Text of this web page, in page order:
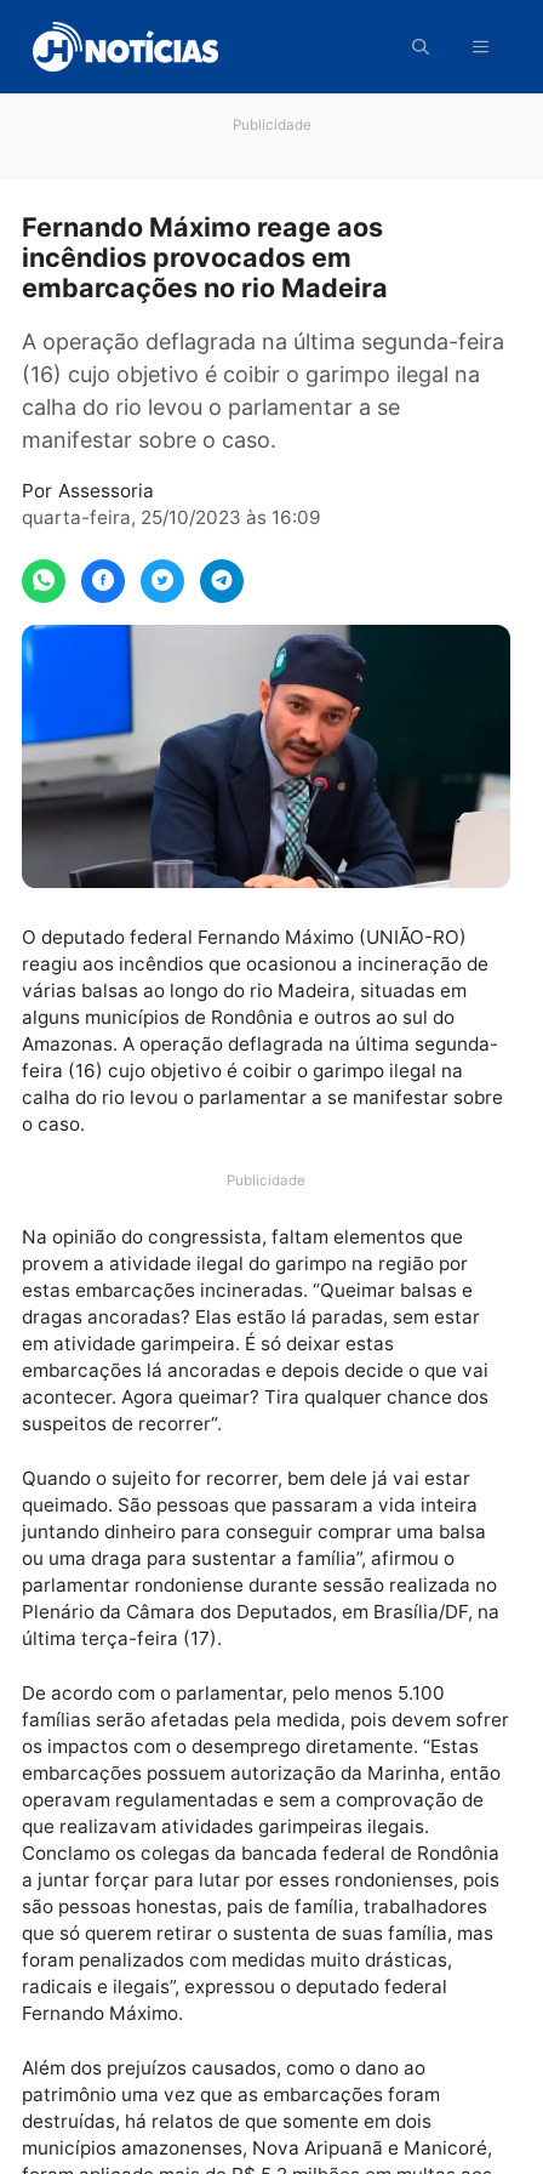
para
conteúdo
Fernando Máximo reage aos
incêndios provocados em
A operação deflagrada na última segunda-
(16) cujo objetivo é coibir o garimpo ilegal na
calha do rio levou o parlamentar a se
manifestar sobre o caso.
quarta-feira, 25/10/2023 às 16:09
O deputado federal Fernando Máximo (UNIÃO-RO)
reagiu aos incêndios que ocasionou a incineração de
várias balsas ao longo do rio Madeira, situadas em
alguns municípios de Rondônia e outros ao sul do
feira (16) cujo objetivo é coibir o garimpo ilegal na
o caso.
Publicidade
Na opinião do congressista, faltam elementos que
provem a atividade ilegal do garimpo na região por
estas embarcações incineradas. “Queimar balsas e
em atividade garimpeira. É só deixar estas
embarcações lá ancoradas e depois decide o que vai
acontecer. Agora queimar? Tira qualquer chance dos
suspeitos de recorrer“.
Quando o sujeito for recorrer, bem dele já vai estar
juntando dinheiro para conseguir comprar uma balsa
ou uma draga para sustentar a família”, afirmou o
parlamentar rondoniense durante sessão realizada
Plenário da Câmara dos Deputados, em Brasília/DF,
última terça-feira (17).
De acordo com o parlamentar, pelo menos 5.100
famílias serão afetadas pela medida, pois devem
os impactos com o desemprego diretamente. “Estas
embarcações possuem autorização da Marinha,
operavam regulamentadas e sem a comprovação de
que realizavam atividades garimpeiras ilegais.
Conclamo os colegas da bancada federal de
a juntar forçar para lutar por esses rondonienses,
são pessoas honestas, pais de família, trabalhadores
que só querem retirar o sustenta de suas família,